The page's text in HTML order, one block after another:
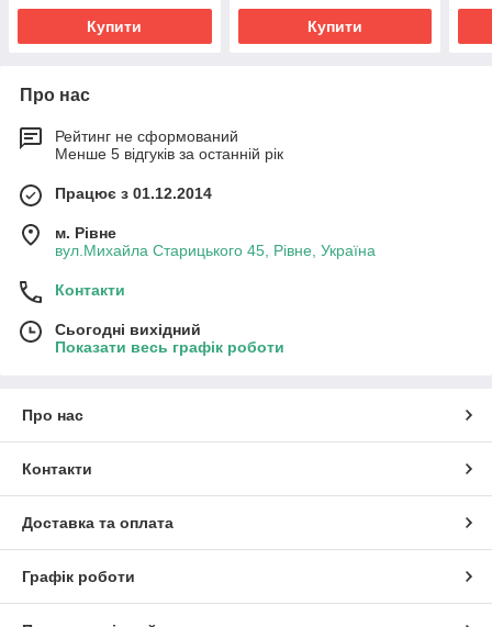
Купити Купити
Про нас
Рейтинг не сформований
Менше 5 відгуків за останній рік
Працює з 01.12.2014
м. Рівне
вул.Михайла Старицького 45, Рівне, Україна
Контакти
Сьогодні вихідний
Показати весь графік роботи
Про нас
Контакти
Доставка та оплата
Графік роботи